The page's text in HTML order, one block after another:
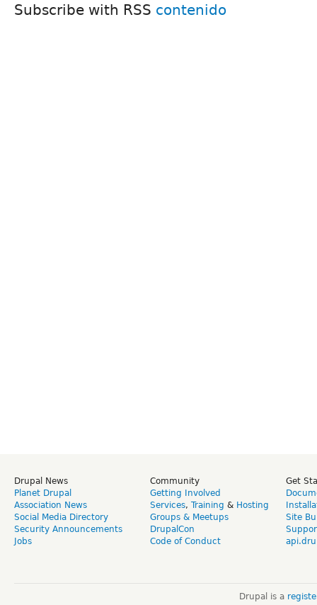
Subscribe with RSS
Drupal News
Planet Drupal
Association News
Social Media Directory
Security Announcements
Jobs
Community
Getting Involved
Services, Training & Hosting
Groups & Meetups
DrupalCon
Code of Conduct
Get
Site
Drupal is a